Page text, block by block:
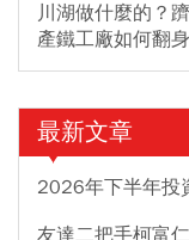
川湖做什麼的？
產鐵工廠如何翻
最新文章
2026年下半年投